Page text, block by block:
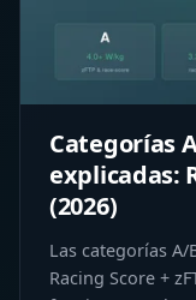
Categorías
explicadas:
(2026)
Las categorías
Racing Score +